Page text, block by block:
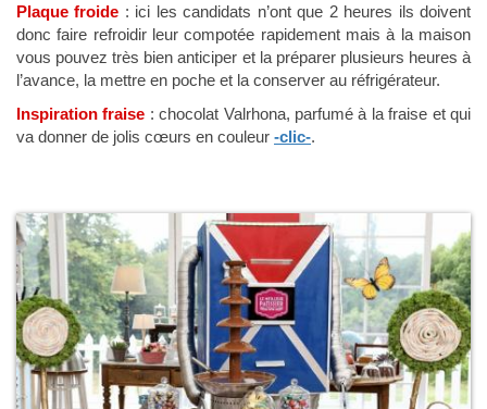
Plaque froide : ici les candidats n’ont que 2 heures ils doivent
donc faire refroidir leur compotée rapidement mais à la maison
vous pouvez très bien anticiper et la préparer plusieurs heures à
l’avance, la mettre en poche et la conserver au réfrigérateur.
Inspiration fraise : chocolat Valrhona, parfumé à la fraise et qui
va donner de jolis cœurs en couleur -clic-.